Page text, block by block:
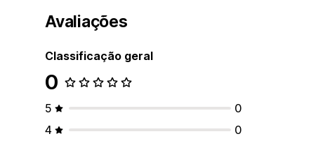
Avaliações
Classificação geral
0
5
0
4
0